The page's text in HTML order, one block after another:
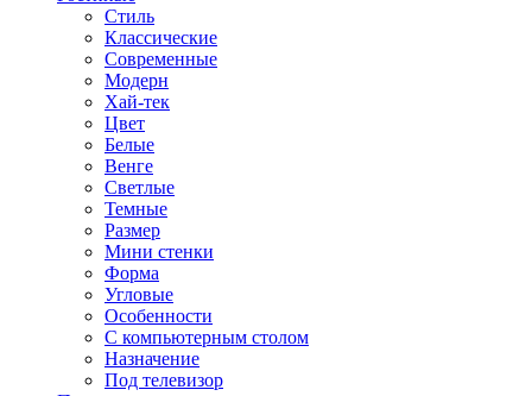
Стиль
Классические
Современные
Модерн
Хай-тек
Цвет
Белые
Венге
Светлые
Темные
Размер
Мини стенки
Форма
Угловые
Особенности
С компьютерным столом
Назначение
Под телевизор